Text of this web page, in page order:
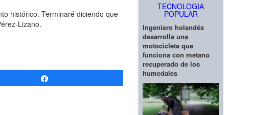
histórico. Terminaré diciendo que
Lizano.
TECNOLOGIA
POPULAR
Ingeniero holandés
desarrolla una
motocicleta que
funciona con metano
recuperado de los
humedales